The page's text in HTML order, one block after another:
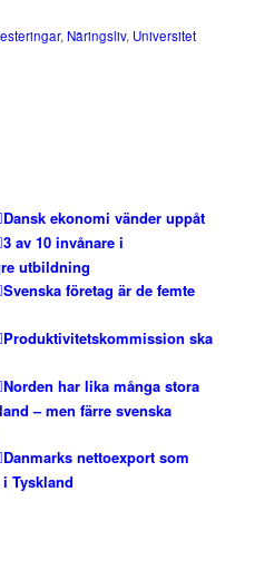
, Näringsliv, Universitet
Dansk ekonomi vänder uppåt
3 av 10 invånare i
utbildning
Svenska företag är de femte
Produktivitetskommission ska
Norden har lika många stora
– men färre svenska
Danmarks nettoexport som
Tyskland